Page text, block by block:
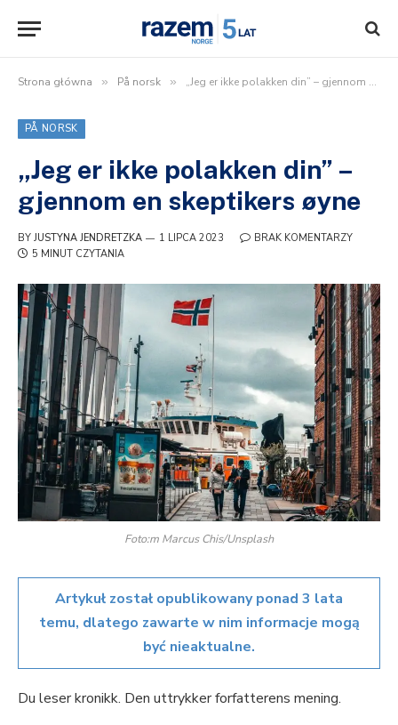
Strona główna » På norsk » „Jeg er ikke polakken din” – gjennom en skeptikers øyne
PÅ NORSK
„Jeg er ikke polakken din” –
gjennom en skeptikers øyne
BY JUSTYNA JENDRETZKA 1 LIPCA 2023
BRAK KOMENTARZY
5 MINUT CZYTANIA
Foto:m Marcus Chis/Unsplash
Artykuł został opublikowany ponad 3 lata
temu, dlatego zawarte w nim informacje mogą
być nieaktualne.
Du leser kronikk. Den uttrykker forfatterens mening.